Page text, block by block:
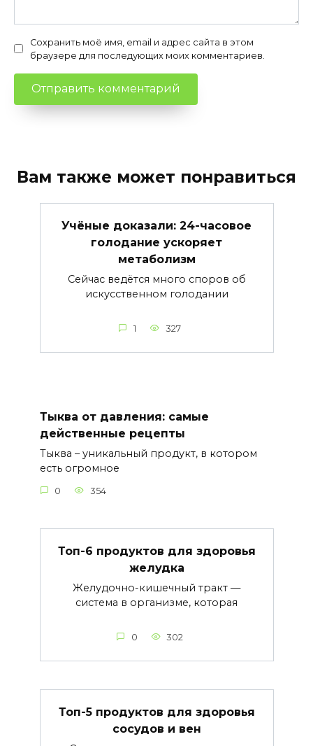
Сохранить моё имя, email и адрес сайта в этом
браузере для последующих моих комментариев.
Вам также может понравиться
Учёные доказали: 24-часовое
голодание ускоряет
метаболизм
Сейчас ведётся много споров об
искусственном голодании
1 327
Тыква от давления: самые
действенные рецепты
Тыква – уникальный продукт, в котором
есть огромное
0 354
Топ-6 продуктов для здоровья
желудка
Желудочно-кишечный тракт —
система в организме, которая
0 302
Топ-5 продуктов для здоровья
сосудов и вен